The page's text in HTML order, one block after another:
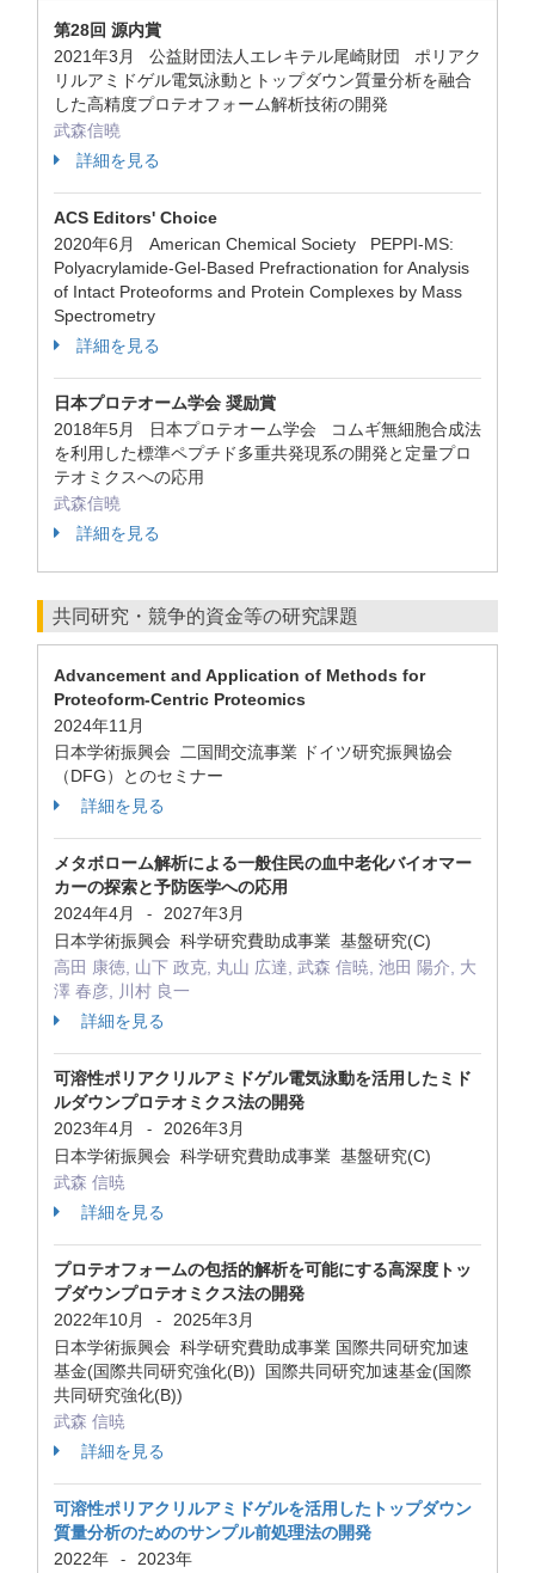
第28回 源内賞
2021年3月 公益財団法人エレキテル尾崎財団 ポリアク
リルアミドゲル電気泳動とトップダウン質量分析を融合
した高精度プロテオフォーム解析技術の開発
武森信曉
詳細を見る
ACS Editors' Choice
2020年6月 American Chemical Society PEPPI-MS:
Polyacrylamide-Gel-Based Prefractionation for Analysis
of Intact Proteoforms and Protein Complexes by Mass
Spectrometry
詳細を見る
日本プロテオーム学会 奨励賞
2018年5月 日本プロテオーム学会 コムギ無細胞合成法
を利用した標準ペプチド多重共発現系の開発と定量プロ
テオミクスへの応用
武森信曉
詳細を見る
共同研究・競争的資金等の研究課題
Advancement and Application of Methods for
Proteoform-Centric Proteomics
2024年11月
日本学術振興会 二国間交流事業 ドイツ研究振興協会
（DFG）とのセミナー
詳細を見る
メタボローム解析による一般住民の血中老化バイオマー
カーの探索と予防医学への応用
2024年4月
-
2027年3月
日本学術振興会 科学研究費助成事業 基盤研究(C)
高田 康徳, 山下 政克, 丸山 広達, 武森 信暁, 池田 陽介, 大
澤 春彦, 川村 良一
詳細を見る
可溶性ポリアクリルアミドゲル電気泳動を活用したミド
ルダウンプロテオミクス法の開発
2023年4月
-
2026年3月
日本学術振興会 科学研究費助成事業 基盤研究(C)
武森 信暁
詳細を見る
プロテオフォームの包括的解析を可能にする高深度トッ
プダウンプロテオミクス法の開発
2022年10月
-
2025年3月
日本学術振興会 科学研究費助成事業 国際共同研究加速
基金(国際共同研究強化(B)) 国際共同研究加速基金(国際
共同研究強化(B))
武森 信暁
詳細を見る
可溶性ポリアクリルアミドゲルを活用したトップダウン
質量分析のためのサンプル前処理法の開発
2022年
-
2023年